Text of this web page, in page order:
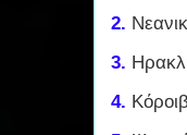
2.
3.
4.